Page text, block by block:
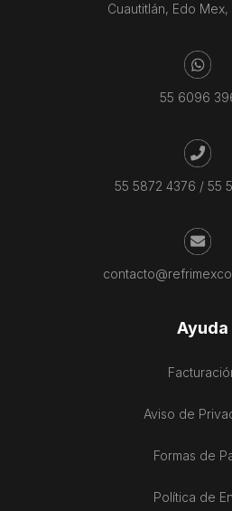
Cuautitlán, Edo Mex,
55 6096
55 5872 4376 / 55
Ayuda
Aviso de
Formas de
Política de